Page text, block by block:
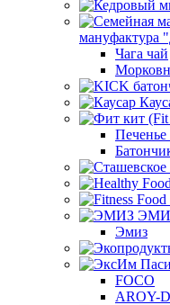
мануфактура
Чага чай
Печенье
Эмиз
FOCO
AROY-D